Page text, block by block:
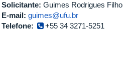
Solicitante: Guimes Rodrigues Filho
E-mail: guimes@ufu.br
Telefone:
+55 34 3271-5251